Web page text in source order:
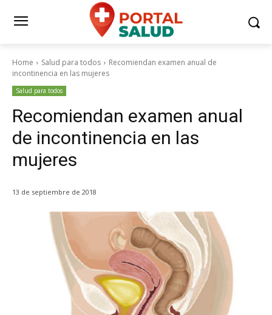
Home Salud para todos
Recomiendan examen anual de
incontinencia en las mujeres
Salud para todos
Recomiendan examen anual
de incontinencia en las
mujeres
13 de septiembre de 2018